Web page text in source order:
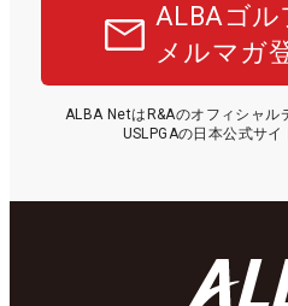
ALBAゴル
メルマガ
ALBA NetはR&Aのオフィシャル
USLPGAの日本公式サイ